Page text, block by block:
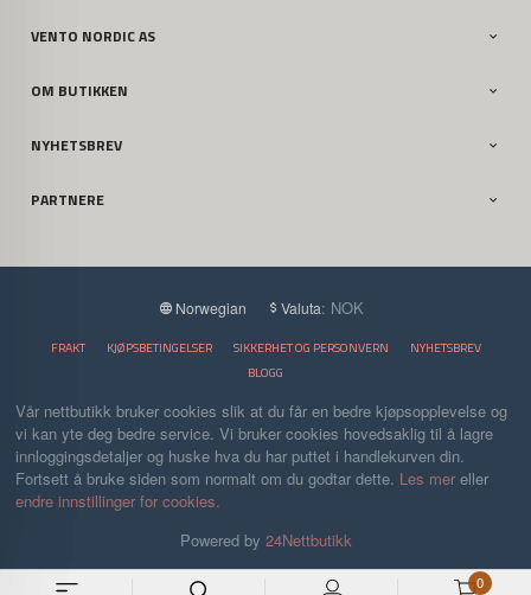
0
VENTO NORDIC AS
OM BUTIKKEN
NYHETSBREV
PARTNERE
Norwegian Valuta: NOK
FRAKT KJØPSBETINGELSER SIKKERHET OG PERSONVERN
NYHETSBREV
BLOGG
Vår nettbutikk bruker cookies slik at du får en bedre kjøpsopplevelse og
vi kan yte deg bedre service. Vi bruker cookies hovedsaklig til å lagre
innloggingsdetaljer og huske hva du har puttet i handlekurven din.
Fortsett å bruke siden som normalt om du godtar dette. Les mer eller
endre innstillinger for cookies.
Powered by 24Nettbutikk